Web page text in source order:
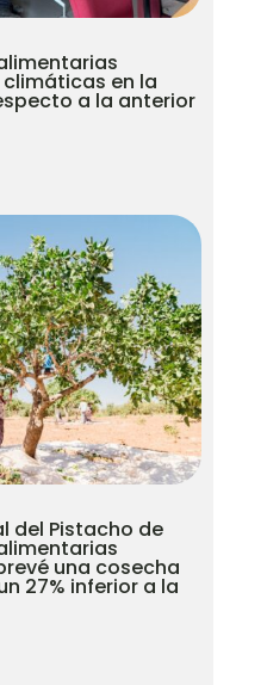
en la
a la anterior
del Pistacho de
una cosecha
27% inferior a la